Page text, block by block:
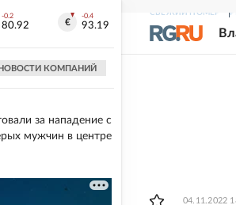
СВЕЖИЙ НОМЕР
04.11.2022
-0.2
80.92
-0.4
93.19
НОВОСТИ КОМПАНИЙ
трансляции
за нападение с
мужчин в центре